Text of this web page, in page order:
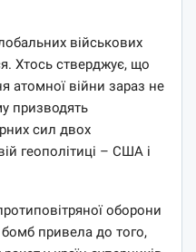
військових
Хтось стверджує, що
атомної війни зараз не
призводять
сил двох
геополітиці – США і
оборони
бомб привела до того,